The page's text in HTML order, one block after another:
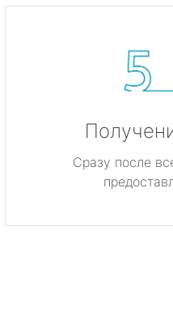
Сразу после